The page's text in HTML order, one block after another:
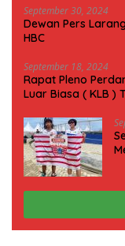
September 30, 2024
Dewan Pers
HBC
September 18, 2024
Rapat Pleno
Luar Biasa ( KLB )